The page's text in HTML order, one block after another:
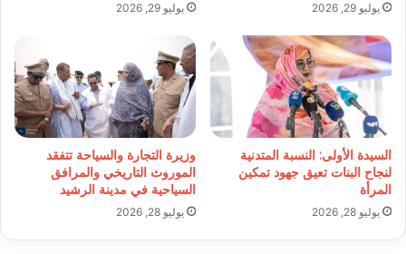
يوليو 29, 2026 يوليو 29, 2026
السيدة الأولى: النسبة المتدنية
لنجاح البنات تعيق جهود تمكين
المرأة
يوليو 28, 2026
وزيرة التجارة والسياحة تتفقد
الموروث التاريخي والمرافق
السياحية في مدينة الرشيد
يوليو 28, 2026